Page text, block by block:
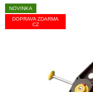
NOVINKA
DOPRAVA ZDARMA
CZ